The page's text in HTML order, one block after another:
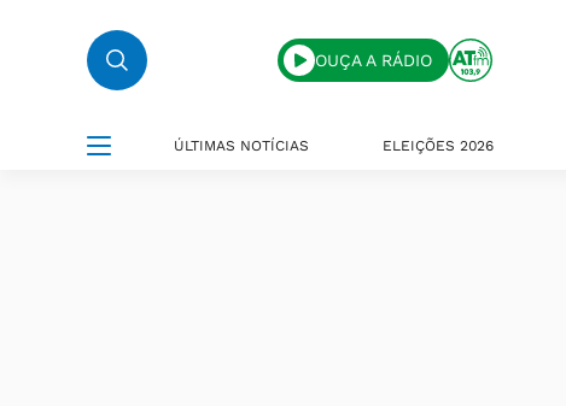
OUÇA A RÁDIO
ÚLTIMAS NOTÍCIAS ELEIÇÕES 2026